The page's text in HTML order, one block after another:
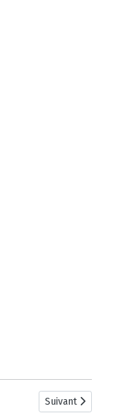
Article suivant
Suivant